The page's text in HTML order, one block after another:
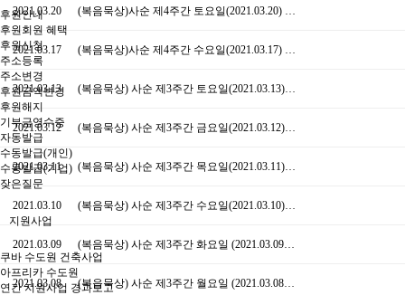
후원안내
후원회원 혜택
후원신청
주소등록
주소변경
후원금액변경
후원해지
기부금영수증
자동발급
수동발급(개인)
수동발급(기업)
잦은질문
지원사업
쿠바 수도원 건축사업
아프리카 수도원
연간 지원사업 경과보고
2021.03.20 (복음묵상)사순 제4주간 토요일(2021.03.20) …
2021.03.17 (복음묵상)사순 제4주간 수요일(2021.03.17) …
2021.03.13 (복음묵상) 사순 제3주간 토요일(2021.03.13)…
2021.03.12 (복음묵상) 사순 제3주간 금요일(2021.03.12)…
2021.03.11 (복음묵상) 사순 제3주간 목요일(2021.03.11)…
2021.03.10 (복음묵상) 사순 제3주간 수요일(2021.03.10)…
2021.03.09 (복음묵상) 사순 제3주간 화요일 (2021.03.09…
2021.03.08 (복음묵상) 사순 제3주간 월요일 (2021.03.08…